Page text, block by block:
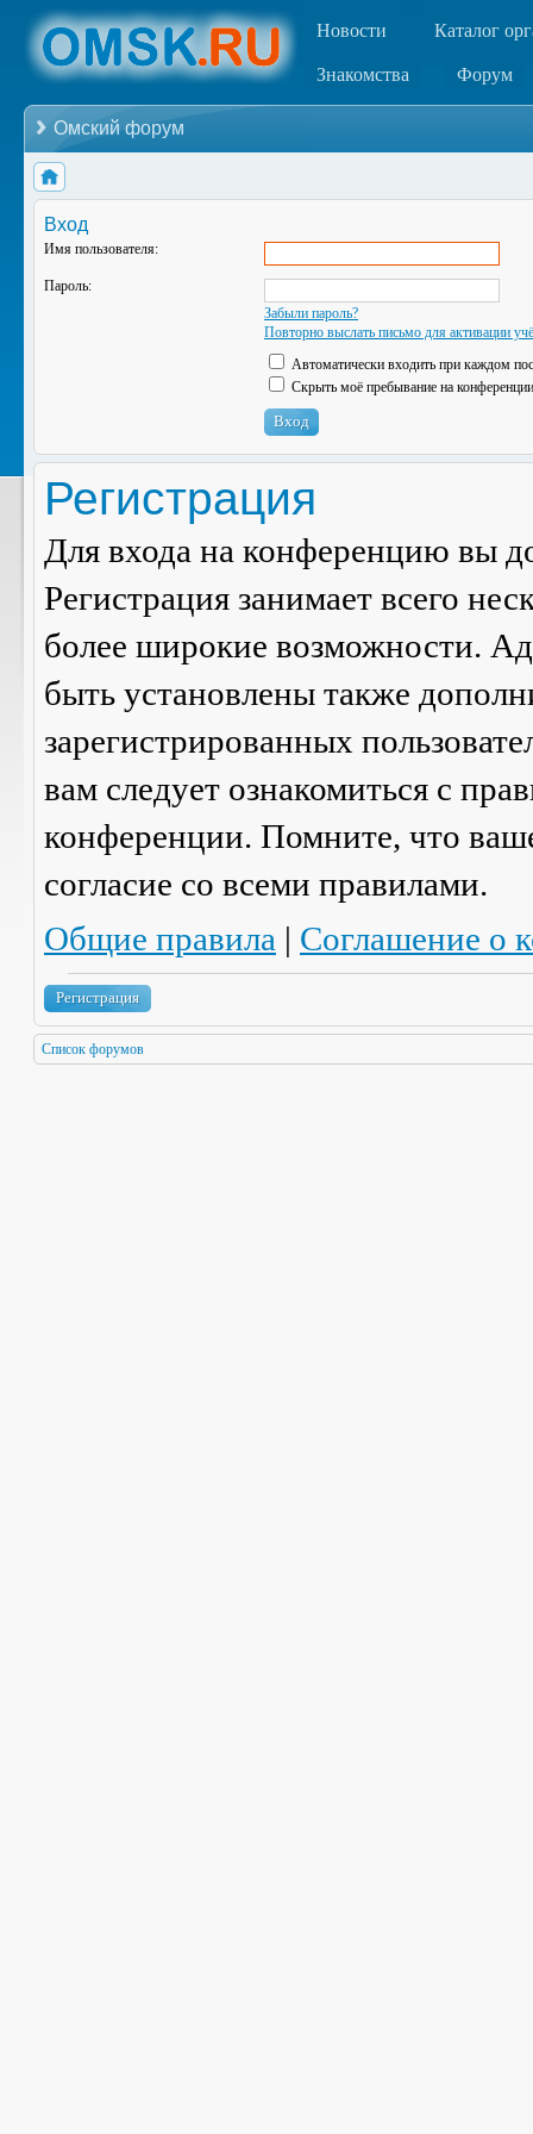
Новости Каталог
Знакомства Форум
Омский форум
Вход
Имя пользователя:
Пароль:
Забыли пароль?
Повторно выслать письмо для активации
Автоматически входить при каждом
Скрыть моё пребывание на
Регистрация
Для входа на конференцию вы
Регистрация занимает всего
более широкие возможности.
быть установлены также
зарегистрированных
вам следует ознакомиться с
конференции. Помните, что
согласие со всеми правилами.
Общие правила | Соглашение о
Регистрация
Список форумов